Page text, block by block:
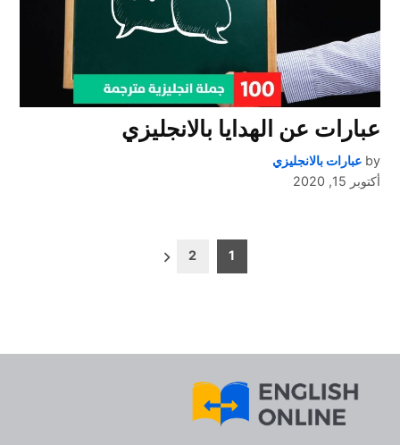
عبارات عن الهدايا بالانجليزي
by عبارات بالانجليزي
أكتوبر 15, 2020
1
2